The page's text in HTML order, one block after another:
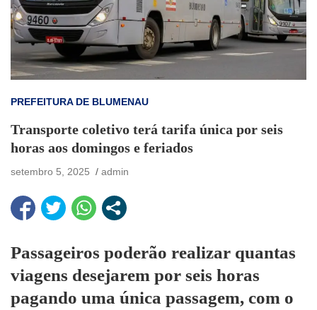
PREFEITURA DE BLUMENAU
Transporte coletivo terá tarifa única por seis
horas aos domingos e feriados
setembro 5, 2025 admin
Passageiros poderão realizar quantas
viagens desejarem por seis horas
pagando uma única passagem, com o